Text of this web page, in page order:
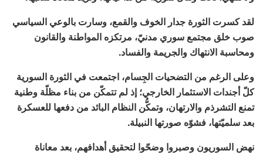
لقد كسرت الثورة جدار الخوف والقمع، وسارت بالوعي السياسي
صوب خلق مجتمع سوري مدنيّ، مرتكزه المواطنة والقانون
ومحاسبة الانتهاك والجريمة والفساد.
وعلى الرغم من التضحيات الجِسام، اجتمعت في الثورة السورية
كلّ أجندات الاستثمار الخارجي؛ إذ لم تتمكّن من بناء مظلّة وطنية
تمنع التشرذم والارتهان، وتمكُّن النظام البائد من دفعها للعسكرة
بعد سلميّتها، فشوّه صورتها النبيلة.
نهض السوريون وصبروا وضحّوا لتحقيق أهدافهم، بعد معاناة